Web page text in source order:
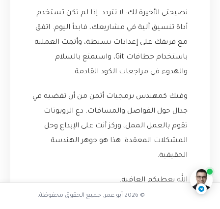
نصيحتي الأخيرة لك: لا تتردد. إذا لم تكن تستخدم
أداة تنسيق آلية في مشاريعك، فابدأ اليوم. اتفق
مع فريقك على إعدادات بسيطة، وأتمِت العملية
باستخدام خطافات Git، واستمتع بالسلام
والهدوء في مراجعات الكود القادمة.
وقتك كمهندس برمجيات أثمن من أن تقضيه في
جدال حول الفواصل والمسافات. دع الروبوتات
تقوم بالعمل الممل، وركز أنت على الإبداع وحل
المشكلات المعقدة. هذا هو جوهر الهندسة
الحقيقية.
الله يعطيكم العافية.
تفاعل مع الذكاء الاصطناعي
ناقشنا على تليجرام
© 2026 أبو عمر. جميع الحقوق محفوظة.